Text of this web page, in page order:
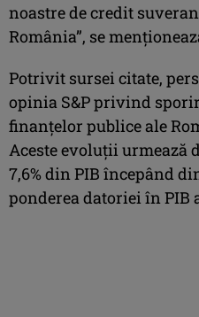
noastre de credit
România”, se
Potrivit sursei citate,
opinia S&P privind
finanţelor publice ale
Aceste evoluţii urmează
7,6% din PIB începând
ponderea datoriei în PIB